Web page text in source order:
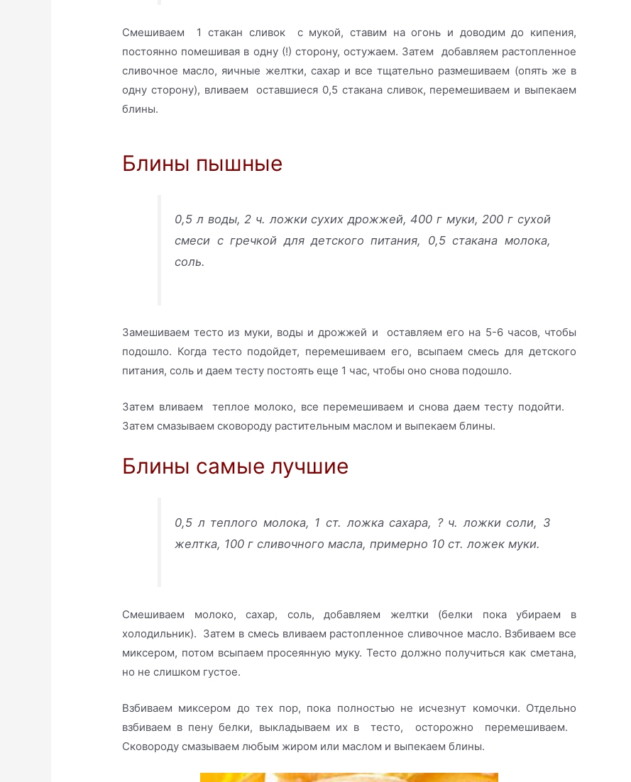
Смешиваем 1 стакан сливок с мукой, ставим на огонь и доводим до кипения,
постоянно помешивая в одну (!) сторону, остужаем. Затем добавляем растопленное
сливочное масло, яичные желтки, сахар и все тщательно размешиваем (опять же в
одну сторону), вливаем оставшиеся 0,5 стакана сливок, перемешиваем и выпекаем
блины.
Блины пышные
0,5 л воды, 2 ч. ложки сухих дрожжей, 400 г муки, 200 г сухой
смеси с гречкой для детского питания, 0,5 стакана молока,
соль.
Замешиваем тесто из муки, воды и дрожжей и оставляем его на 5-6 часов, чтобы
подошло. Когда тесто подойдет, перемешиваем его, всыпаем смесь для детского
питания, соль и даем тесту постоять еще 1 час, чтобы оно снова подошло.
Затем вливаем теплое молоко, все перемешиваем и снова даем тесту подойти.
Затем смазываем сковороду растительным маслом и выпекаем блины.
Блины самые лучшие
0,5 л теплого молока, 1 ст. ложка сахара, ? ч. ложки соли, 3
желтка, 100 г сливочного масла, примерно 10 ст. ложек муки.
Смешиваем молоко, сахар, соль, добавляем желтки (белки пока убираем в
холодильник). Затем в смесь вливаем растопленное сливочное масло. Взбиваем все
миксером, потом всыпаем просеянную муку. Тесто должно получиться как сметана,
но не слишком густое.
Взбиваем миксером до тех пор, пока полностью не исчезнут комочки. Отдельно
взбиваем в пену белки, выкладываем их в тесто, осторожно перемешиваем.
Сковороду смазываем любым жиром или маслом и выпекаем блины.